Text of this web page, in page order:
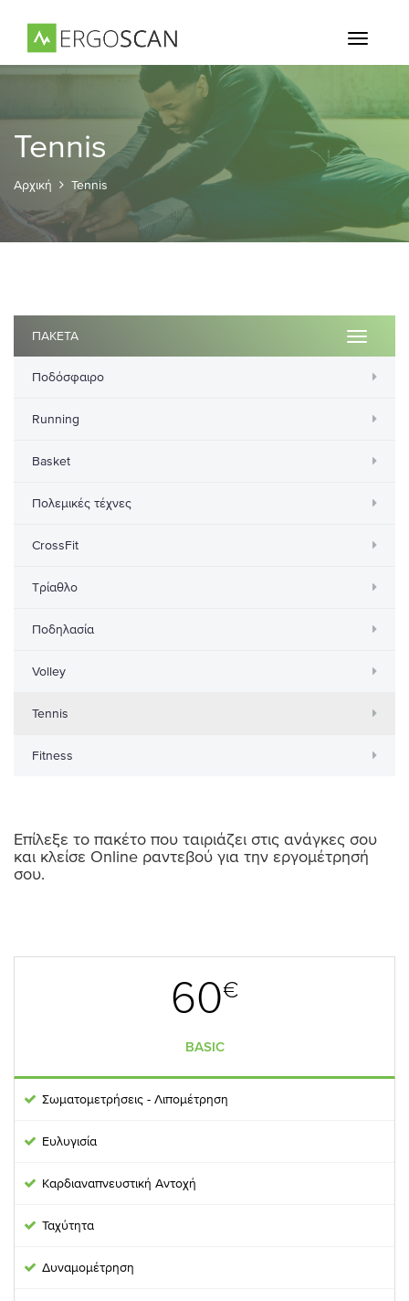
Toggle
Tennis
Αρχική Tennis
ΠΑΚΕΤΑ
Toggle
Ποδόσφαιρο
Running
Basket
Πολεμικές τέχνες
CrossFit
Τρίαθλο
Ποδηλασία
Volley
Tennis
Fitness
Επίλεξε το πακέτο που ταιριάζει στις ανάγκες σου
και κλείσε Online ραντεβού για την εργομέτρησή
σου.
60€
BASIC
Σωματομετρήσεις - Λιπομέτρηση
Ευλυγισία
Καρδιαναπνευστική Αντοχή
Ταχύτητα
Δυναμομέτρηση